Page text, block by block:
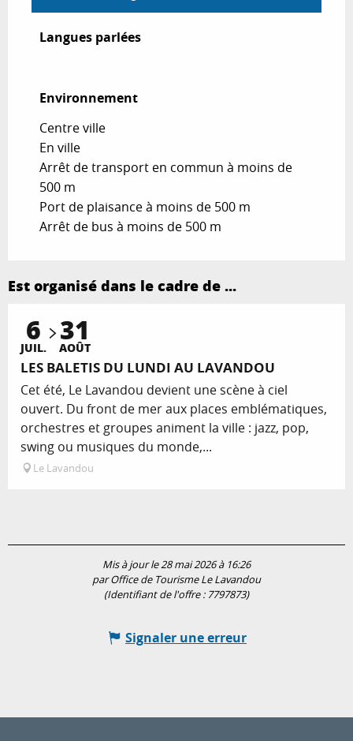
Langues parlées
Langues parlées
Environnement
Environnement
Centre ville
En ville
Arrêt de transport en commun à moins de
500 m
Port de plaisance à moins de 500 m
Arrêt de bus à moins de 500 m
Est organisé dans le cadre de ...
6
JUIL. 31
AOÛT
LES BALETIS DU LUNDI AU LAVANDOU
Cet été, Le Lavandou devient une scène à ciel
ouvert. Du front de mer aux places emblématiques,
orchestres et groupes animent la ville : jazz, pop,
swing ou musiques du monde,...
Le Lavandou
Mis à jour le 28 mai 2026 à 16:26
par Office de Tourisme Le Lavandou
(Identifiant de l'offre : 7797873)
Signaler une erreur